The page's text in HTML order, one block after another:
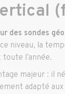
des sondes
niveau, la
l’année.
majeur : il
adapté